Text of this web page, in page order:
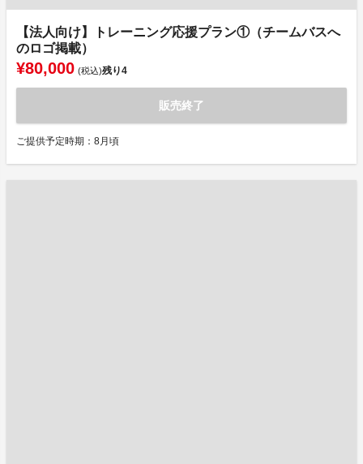
【法人向け】トレーニング応援プラン①（チームバスへ
のロゴ掲載）
¥80,000 (税込)残り4
販売終了
ご提供予定時期：8月頃